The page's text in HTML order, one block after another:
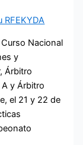
RFEKYDA
Nacional
y
Árbitro
y Árbitro
el 21 y 22 de